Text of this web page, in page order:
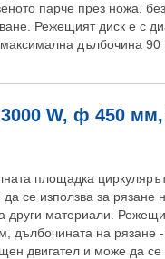
парче през ножа, без
Режещият диск е с
дълбочина 90
W, ф 450 мм,
площадка
се използва за рязане
други материали.
дълбочината на рязане
двигател и може да се